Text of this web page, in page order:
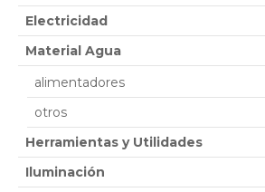
Electricidad
Material Agua
alimentadores
otros
Herramientas y Utilidades
Iluminación